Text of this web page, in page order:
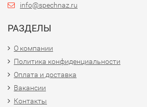
info@spechnaz.ru
РАЗДЕЛЫ
О компании
Политика конфиденциальности
Оплата и доставка
Вакансии
Контакты